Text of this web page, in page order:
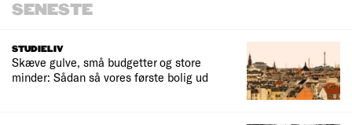
SENESTE
STUDIELIV
Skæve gulve, små budgetter og store
minder: Sådan så vores første bolig ud